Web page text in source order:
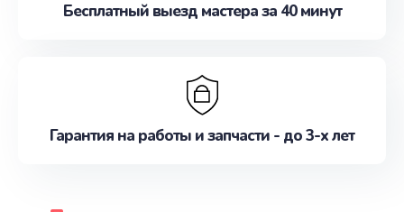
Бесплатный выезд мастера за 40 минут
Гарантия на работы и запчасти - до 3-х лет